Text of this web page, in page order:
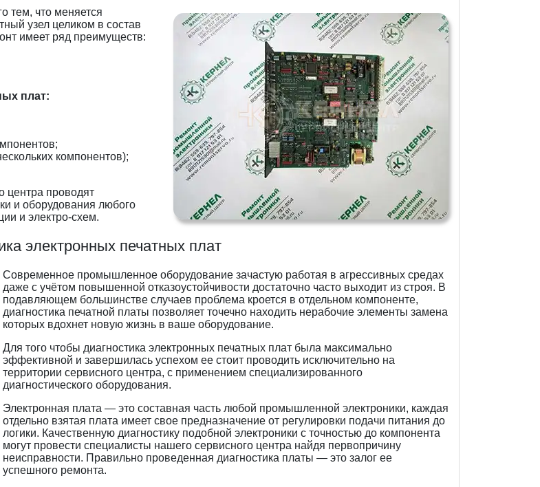
тем, что меняется
узел целиком в состав
имеет ряд преимуществ:
плат:
компонентов);
центра проводят
и оборудования любого
и электро-схем.
электронных печатных плат
Современное промышленное оборудование зачастую работая в агрессивных средах
даже с учётом повышенной отказоустойчивости достаточно часто выходит из строя. В
подавляющем большинстве случаев проблема кроется в отдельном компоненте,
диагностика печатной платы позволяет точечно находить нерабочие элементы замена
которых вдохнет новую жизнь в ваше оборудование.
Для того чтобы диагностика электронных печатных плат была максимально
эффективной и завершилась успехом ее стоит проводить исключительно на
территории сервисного центра, с применением специализированного
диагностического оборудования.
Электронная плата — это составная часть любой промышленной электроники, каждая
отдельно взятая плата имеет свое предназначение от регулировки подачи питания до
логики. Качественную диагностику подобной электроники с точностью до компонента
могут провести специалисты нашего сервисного центра найдя первопричину
неисправности. Правильно проведенная диагностика платы — это залог ее
успешного ремонта.